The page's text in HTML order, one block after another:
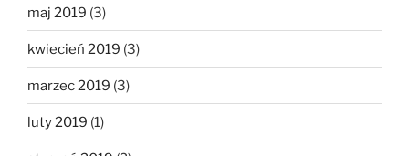
maj 2019 (3)
kwiecień 2019 (3)
marzec 2019 (3)
luty 2019 (1)